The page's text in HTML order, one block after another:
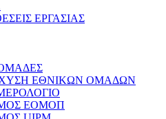
ΕΡΓΑΣΙΑΣ
ΕΘΝΙΚΩΝ ΟΜΑΔΩΝ
ΕΟΜΟΠ